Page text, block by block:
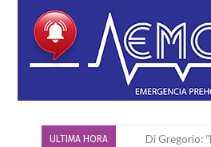
ULTIMA HORA Di Gregorio: